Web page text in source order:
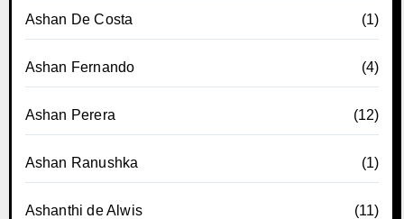
Ashan De Costa (1)
Ashan Fernando (4)
Ashan Perera (12)
Ashan Ranushka (1)
Ashanthi de Alwis (11)